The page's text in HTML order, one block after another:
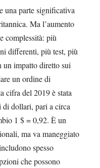
una parte significativa
Ma l’aumento
complessità: più
differenti, più test, più
un impatto diretto sui
un ordine di
cifra del 2019 è stata
di dollari, pari a circa
1 $ = 0,92. È un
ma va maneggiato
spesso
che possono